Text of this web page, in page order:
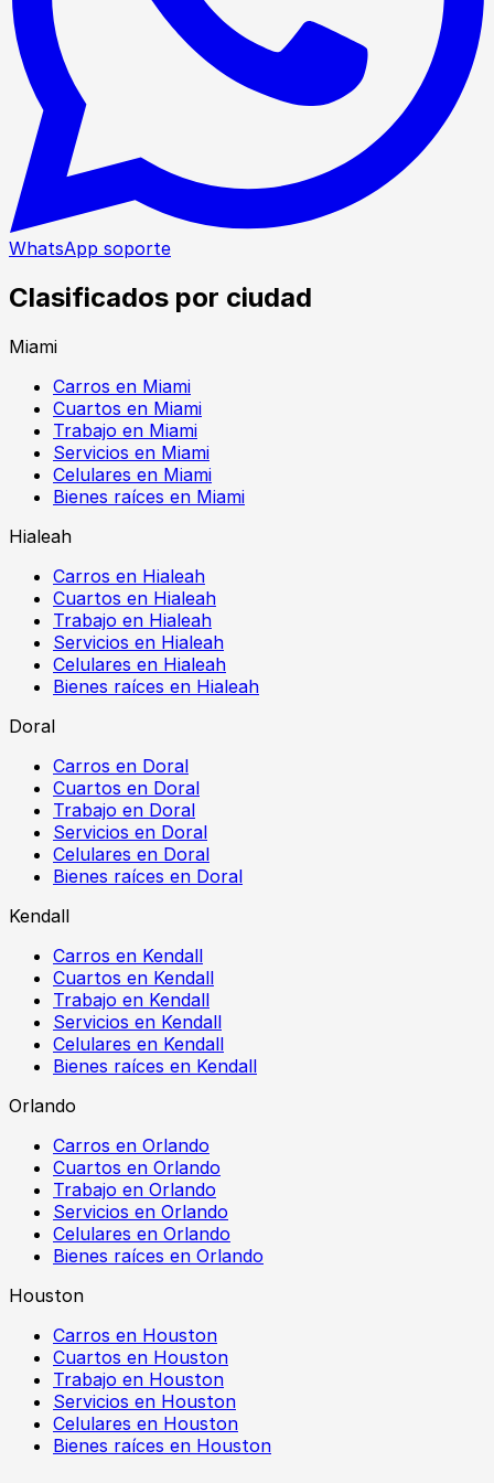
WhatsApp soporte
Clasificados por ciudad
Miami
Carros en Miami
Cuartos en Miami
Trabajo en Miami
Servicios en Miami
Celulares en Miami
Bienes raíces en Miami
Hialeah
Carros en Hialeah
Cuartos en Hialeah
Trabajo en Hialeah
Servicios en Hialeah
Celulares en Hialeah
Bienes raíces en Hialeah
Doral
Carros en Doral
Cuartos en Doral
Trabajo en Doral
Servicios en Doral
Celulares en Doral
Bienes raíces en Doral
Kendall
Carros en Kendall
Cuartos en Kendall
Trabajo en Kendall
Servicios en Kendall
Celulares en Kendall
Bienes raíces en Kendall
Orlando
Carros en Orlando
Cuartos en Orlando
Trabajo en Orlando
Servicios en Orlando
Celulares en Orlando
Bienes raíces en Orlando
Houston
Carros en Houston
Cuartos en Houston
Trabajo en Houston
Servicios en Houston
Celulares en Houston
Bienes raíces en Houston